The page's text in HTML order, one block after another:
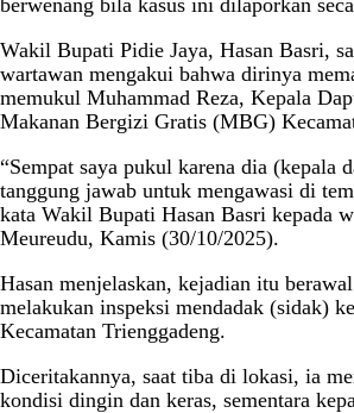
berwenang bila kasus ini dilaporkan
Wakil Bupati Pidie Jaya, Hasan Basri,
wartawan mengakui bahwa dirinya
memukul Muhammad Reza, Kepala
Makanan Bergizi Gratis (MBG)
“Sempat saya pukul karena dia (kepala
tanggung jawab untuk mengawasi di
kata Wakil Bupati Hasan Basri kepada
Meureudu, Kamis (30/10/2025).
Hasan menjelaskan, kejadian itu
melakukan inspeksi mendadak (sidak)
Kecamatan Trienggadeng.
Diceritakannya, saat tiba di lokasi, ia
kondisi dingin dan keras, sementara